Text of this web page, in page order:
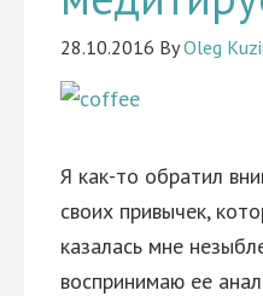
28.10.2016 ByOleg
Я как-то обратил
своих привычек,
казалась мне
воспринимаю ее